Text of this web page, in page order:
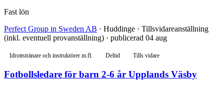
Fast lön
Perfect Group in Sweden AB · Huddinge · Tillsvidareanställning
(inkl. eventuell provanställning) · publicerad 04 aug
Idrottstränare och instruktörer m.fl. Deltid Tills vidare
Fotbollsledare för barn 2-6 år Upplands Väsby